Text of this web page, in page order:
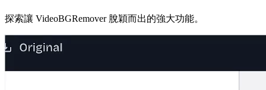
探索讓 VideoBGRemover 脫穎而出的強大功能。